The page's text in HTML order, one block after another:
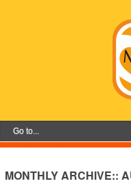
MONTHLY ARCHIVE::